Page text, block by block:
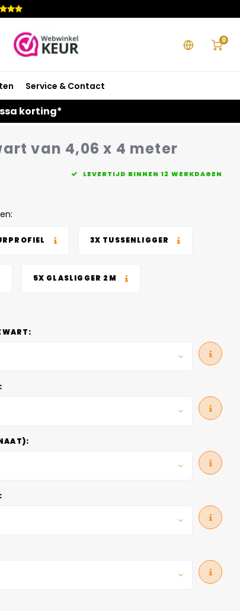
0
Service & Contact
korting*
van 4,06 x 4 meter
LEVERTIJD BINNEN 12 WERKDAGEN
3X TUSSENLIGGER
5X GLASLIGGER 2M